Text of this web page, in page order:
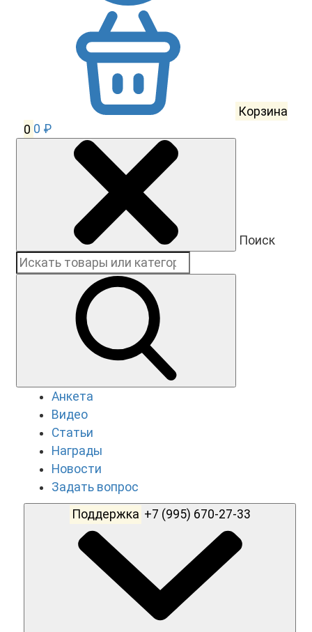
Корзина
0 0 ₽
Поиск
Анкета
Видео
Статьи
Награды
Новости
Задать вопрос
Поддержка